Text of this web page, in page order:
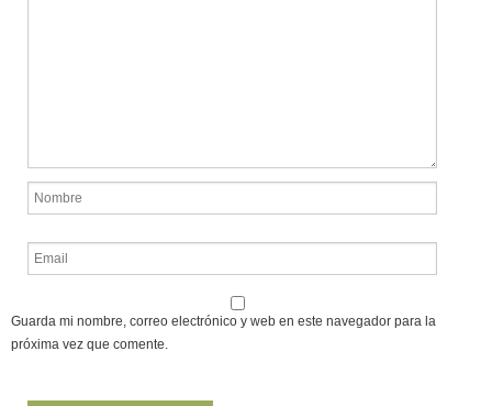
Guarda mi nombre, correo electrónico y web en este navegador para la
próxima vez que comente.